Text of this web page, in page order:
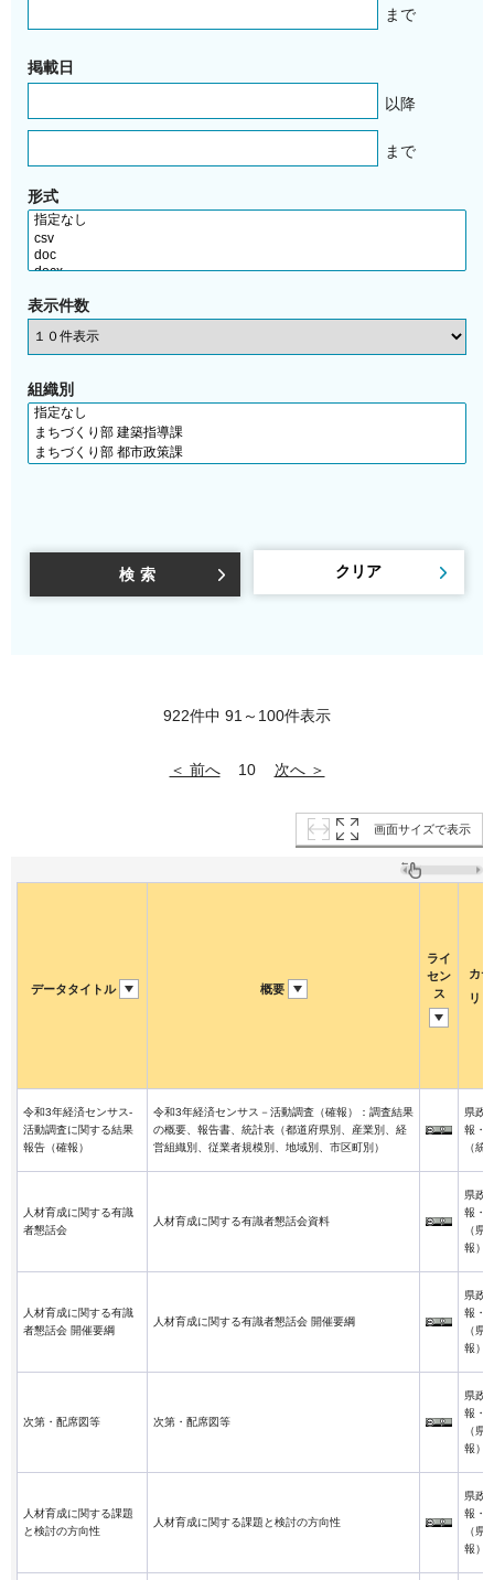
まで
掲載日
以降
まで
形式
表示件数
組織別
922件中 91～100件表示
＜ 前へ 10 次へ ＞
画面サイズで表示
データタイトル 概要
ライ
セン
ス
カ
リ
令和3年経済センサス-
活動調査に関する結果
報告（確報）
令和3年経済センサス－活動調査（確報）：調査結果
の概要、報告書、統計表（都道府県別、産業別、経
営組織別、従業者規模別、地域別、市区町別）
県政
報・
（統
人材育成に関する有識
者懇話会
人材育成に関する有識者懇話会資料
県政
報・
（県
報）
人材育成に関する有識
者懇話会 開催要綱
人材育成に関する有識者懇話会 開催要綱
県政
報・
（県
報）
次第・配席図等 次第・配席図等
県政
報・
（県
報）
人材育成に関する課題
と検討の方向性
人材育成に関する課題と検討の方向性
県政
報・
（県
報）